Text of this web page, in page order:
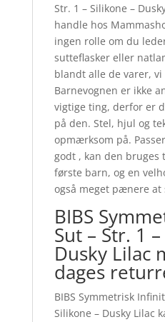
Str. 1 – Silikone –
handle hos
ingen rolle om du
sutteflasker eller
blandt alle de varer,
Barnevognen er ikke
vigtige ting, derfor er
på den. Stel, hjul og
opmærksom på.
godt , kan den bruges
første barn, og en
også meget pænere at
BIBS
Sut – Str. 1
Dusky Lilac
dages
BIBS Symmetrisk
Silikone – Dusky Lilac